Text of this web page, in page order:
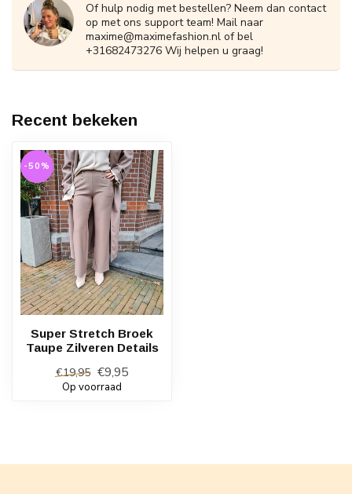
Of hulp nodig met bestellen? Neem dan contact
op met ons support team! Mail naar
maxime@maximefashion.nl of bel
+31682473276 Wij helpen u graag!
Recent bekeken
-50%
Super Stretch Broek
Taupe Zilveren Details
€19,95 €9,95
Op voorraad